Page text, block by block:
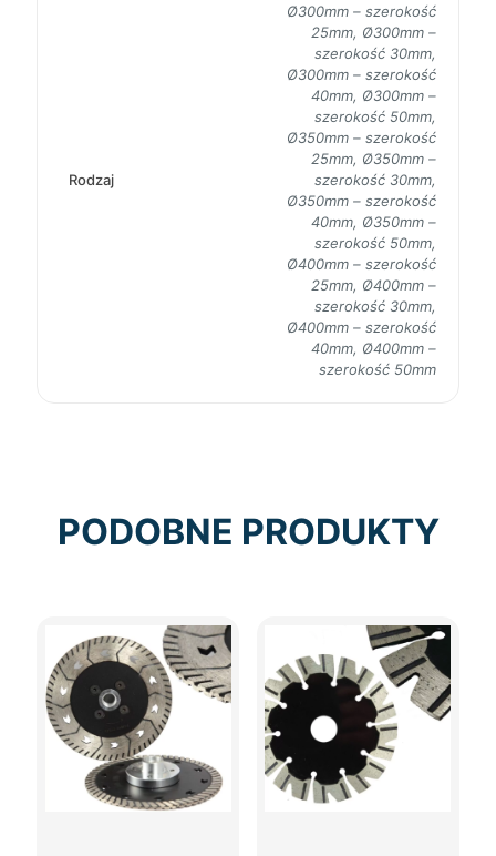
Rodzaj
Ø300mm – szerokość
25mm, Ø300mm –
szerokość 30mm,
Ø300mm – szerokość
40mm, Ø300mm –
szerokość 50mm,
Ø350mm – szerokość
25mm, Ø350mm –
szerokość 30mm,
Ø350mm – szerokość
40mm, Ø350mm –
szerokość 50mm,
Ø400mm – szerokość
25mm, Ø400mm –
szerokość 30mm,
Ø400mm – szerokość
40mm, Ø400mm –
szerokość 50mm
PODOBNE PRODUKTY